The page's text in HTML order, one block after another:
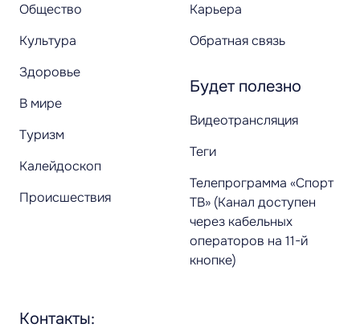
Общество
Культура
Здоровье
В мире
Туризм
Калейдоскоп
Происшествия
Карьера
Обратная связь
Будет полезно
Видеотрансляция
Теги
Телепрограмма «Спорт
ТВ» (Канал доступен
через кабельных
операторов на 11-й
кнопке)
Контакты: